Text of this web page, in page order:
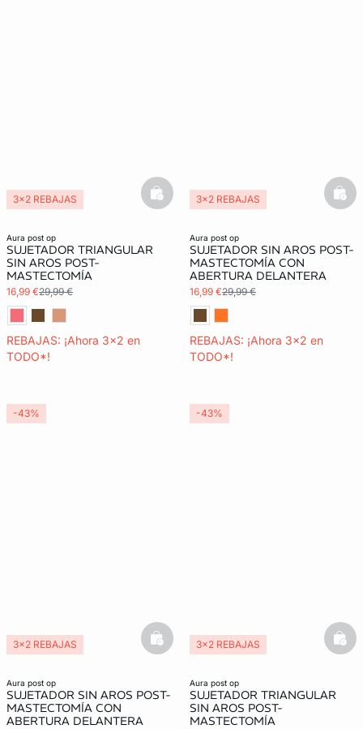
aura post op
SUJETADOR TRIANGULAR
SIN AROS POST-
MASTECTOMÍA
16,99 €29,99 €
REBAJAS: ¡Ahora 3x2 en
TODO*!
3x2 REBAJAS
basketfull
aura post op
SUJETADOR SIN AROS POST-
MASTECTOMÍA CON
ABERTURA DELANTERA
16,99 €29,99 €
REBAJAS: ¡Ahora 3x2 en
TODO*!
3x2 REBAJAS
aura post op
SUJETADOR SIN AROS POST-
MASTECTOMÍA CON
ABERTURA DELANTERA
3x2 REBAJAS
basketfull
-43%
aura post op
SUJETADOR TRIANGULAR
SIN AROS POST-
MASTECTOMÍA
3x2 REBAJAS
-43%